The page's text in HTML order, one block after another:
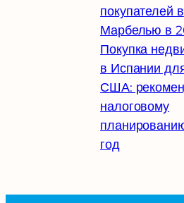
покупателей в
Марбелью в
Покупка
в Испании
США:
налоговому
год